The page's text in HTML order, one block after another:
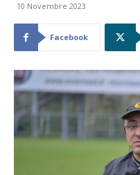
10 Novembre 2023
Facebook